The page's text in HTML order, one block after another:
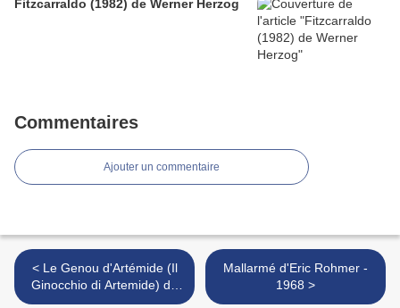
Fitzcarraldo (1982) de Werner Herzog
Commentaires
Ajouter un commentaire
< Le Genou d'Artémide (Il
Ginocchio di Artemide) de
Jean-Marie Straub - 2008
Mallarmé d'Eric Rohmer -
1968 >